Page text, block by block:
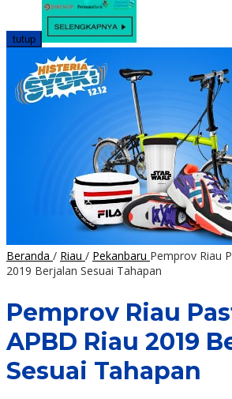
tutup
Beranda / Riau / Pekanbaru Pemprov Riau
2019 Berjalan Sesuai Tahapan
Pemprov Riau
APBD Riau 2019
Sesuai Tahapan